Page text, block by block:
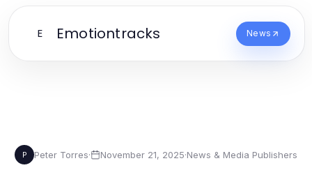
E Emotiontracks News
P Peter Torres· November 21, 2025·News & Media Publishers